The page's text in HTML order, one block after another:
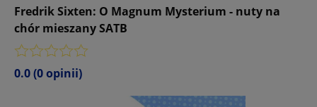
Fredrik Sixten: O Magnum Mysterium - nuty na
chór mieszany SATB
0.0(0 opinii)